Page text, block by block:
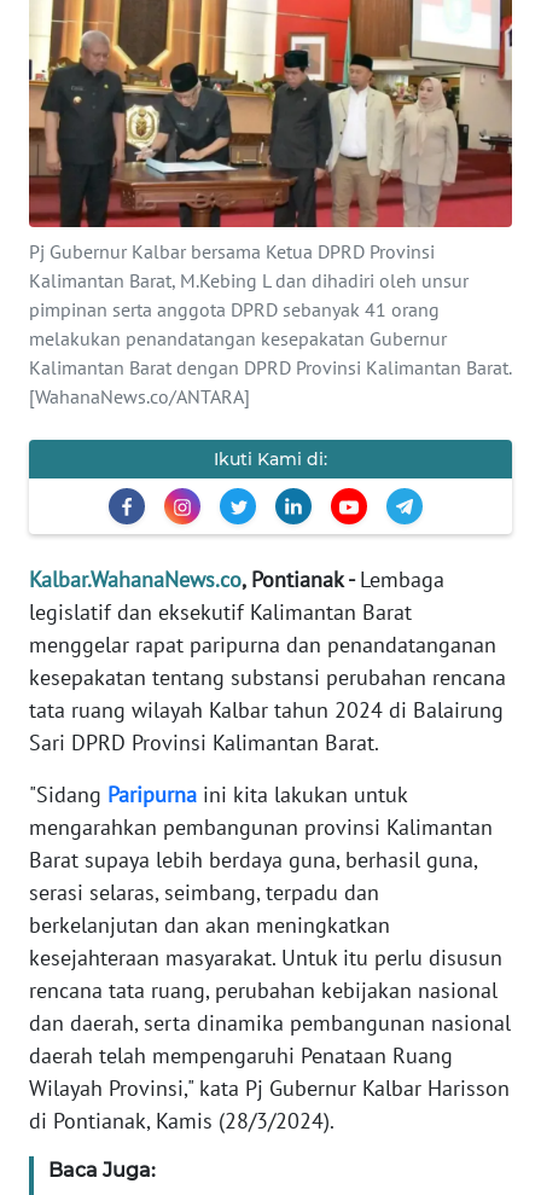
Pj Gubernur Kalbar bersama Ketua DPRD Provinsi
Kalimantan Barat, M.Kebing L dan dihadiri oleh unsur
pimpinan serta anggota DPRD sebanyak 41 orang
melakukan penandatangan kesepakatan Gubernur
Kalimantan Barat dengan DPRD Provinsi Kalimantan Barat.
[WahanaNews.co/ANTARA]
Ikuti Kami di:
Kalbar.WahanaNews.co, Pontianak -Lembaga
legislatif dan eksekutif Kalimantan Barat
menggelar rapat paripurna dan penandatanganan
kesepakatan tentang substansi perubahan rencana
tata ruang wilayah Kalbar tahun 2024 di Balairung
Sari DPRD Provinsi Kalimantan Barat.
"Sidang Paripurna ini kita lakukan untuk
mengarahkan pembangunan provinsi Kalimantan
Barat supaya lebih berdaya guna, berhasil guna,
serasi selaras, seimbang, terpadu dan
berkelanjutan dan akan meningkatkan
kesejahteraan masyarakat. Untuk itu perlu disusun
rencana tata ruang, perubahan kebijakan nasional
dan daerah, serta dinamika pembangunan nasional
daerah telah mempengaruhi Penataan Ruang
Wilayah Provinsi," kata Pj Gubernur Kalbar Harisson
di Pontianak, Kamis (28/3/2024).
Baca Juga:
Informasi
INDEKS
BERITA
KONTAK
KAMI
INFO
IKLAN
TENTANG
KAMI
MEDIA
REDAKSI
KARIR
DISCLAIMER
News
WN
SUMUT
WN
JAKARTA
WN
JABAR
BANTEN